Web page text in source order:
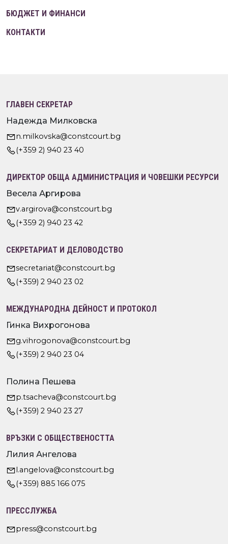
БЮДЖЕТ И ФИНАНСИ
КОНТАКТИ
ГЛАВЕН СЕКРЕТАР
Надежда Милковска
n.milkovska@constcourt.bg
(+359 2) 940 23 40
ДИРЕКТОР ОБЩА АДМИНИСТРАЦИЯ И ЧОВЕШКИ РЕСУРСИ
Весела Аргирова
v.argirova@constcourt.bg
(+359 2) 940 23 42
СЕКРЕТАРИАТ И ДЕЛОВОДСТВО
secretariat@constcourt.bg
(+359) 2 940 23 02
МЕЖДУНАРОДНА ДЕЙНОСТ И ПРОТОКОЛ
Гинка Вихрогонова
g.vihrogonova@constcourt.bg
(+359) 2 940 23 04
Полина Пешева
p.tsacheva@constcourt.bg
(+359) 2 940 23 27
ВРЪЗКИ С ОБЩЕСТВЕНОСТТА
Лилия Ангелова
l.angelova@constcourt.bg
(+359) 885 166 075
ПРЕССЛУЖБА
press@constcourt.bg